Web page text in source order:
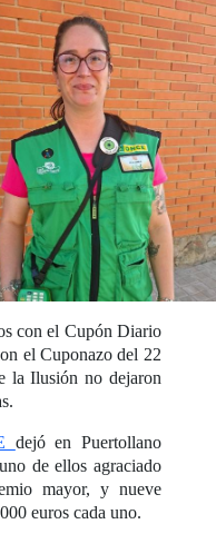
con el Cupón Diario
el Cuponazo del 22
la Ilusión no dejaron
dejó en Puertollano
de ellos agraciado
mayor, y nueve
euros cada uno.